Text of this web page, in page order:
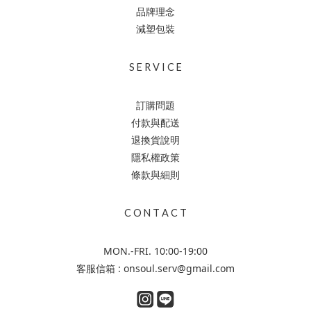
品牌理念
減塑包裝
S E R V I C E
訂購問題
付款與配送
退換貨說明
隱私權政策
條款與細則
C O N T A C T
MON.-FRI. 10:00-19:00
客服信箱 : onsoul.serv@gmail.com